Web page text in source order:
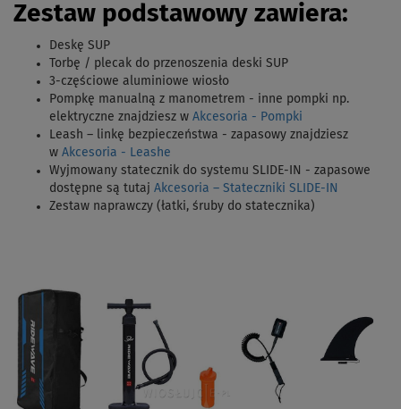
Zestaw podstawowy zawiera:
Deskę SUP
Torbę / plecak do przenoszenia deski SUP
3-częściowe aluminiowe wiosło
Pompkę manualną z manometrem - inne pompki np.
elektryczne znajdziesz w Akcesoria - Pompki
Leash – linkę bezpieczeństwa - zapasowy znajdziesz
w Akcesoria - Leashe
Wyjmowany statecznik do systemu SLIDE-IN - zapasowe
dostępne są tutaj Akcesoria – Stateczniki SLIDE-IN
Zestaw naprawczy (łatki, śruby do statecznika)